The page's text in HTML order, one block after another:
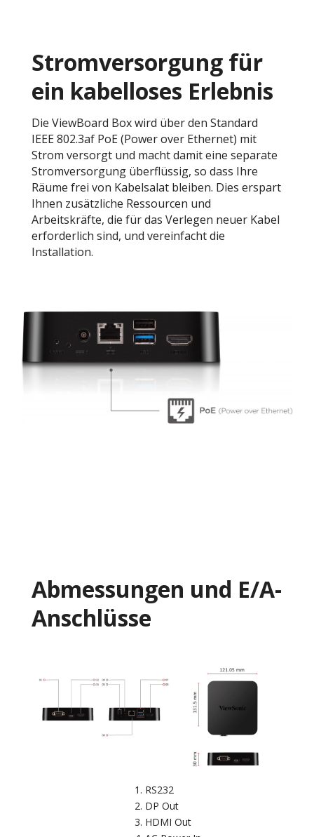
Stromversorgung für
ein kabelloses Erlebnis
Die ViewBoard Box wird über den Standard
IEEE 802.3af PoE (Power over Ethernet) mit
Strom versorgt und macht damit eine separate
Stromversorgung überflüssig, so dass Ihre
Räume frei von Kabelsalat bleiben. Dies erspart
Ihnen zusätzliche Ressourcen und
Arbeitskräfte, die für das Verlegen neuer Kabel
erforderlich sind, und vereinfacht die
Installation.
Abmessungen und E/A-
Anschlüsse
RS232
DP Out
HDMI Out